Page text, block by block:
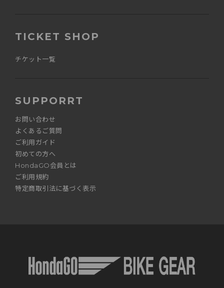
TICKET SHOP
チケット一覧
SUPPORRT
お問い合わせ
よくあるご質問
ご利用ガイド
初めての方へ
HondaGO会員とは
ご利用規約
特定商取引法に基づく表示